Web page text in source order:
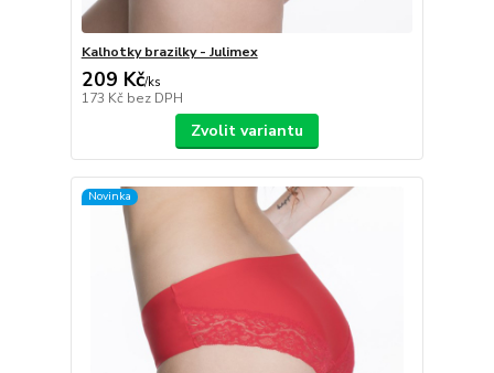
Kalhotky brazilky - Julimex
209 Kč/ks
173 Kč bez DPH
Zvolit variantu
Novinka